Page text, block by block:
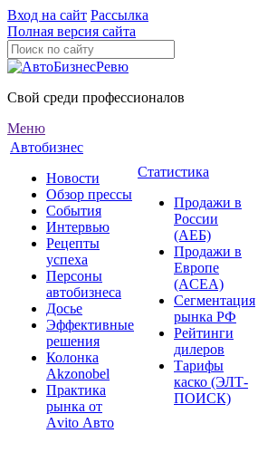
Вход на сайт Рассылка
Полная версия сайта
Свой среди профессионалов
Меню
Автобизнес
Новости
Обзор прессы
События
Интервью
Рецепты
успеха
Персоны
автобизнеса
Досье
Эффективные
решения
Колонка
Akzonobel
Практика
рынка от
Аvito Авто
Статистика
Продажи в
России
(АЕБ)
Продажи в
Европе
(ACEA)
Сегментация
рынка РФ
Рейтинги
дилеров
Тарифы
каско (ЭЛТ-
ПОИСК)